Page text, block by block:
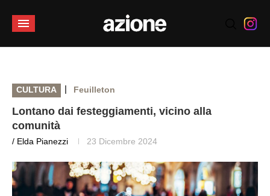
CULTURA | Feuilleton
Lontano dai festeggiamenti, vicino alla
comunità
/ Elda Pianezzi 23 Dicembre 2024